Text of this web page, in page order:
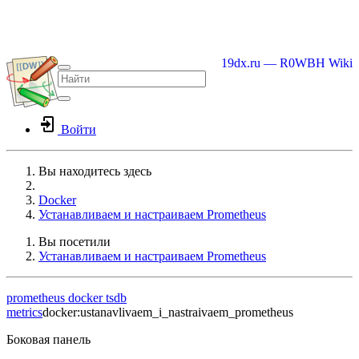
19dx.ru — R0WBH Wiki
Войти
Вы находитесь здесь
Docker
Устанавливаем и настраиваем Prometheus
Вы посетили
Устанавливаем и настраиваем Prometheus
prometheus dockertsdb
metricsdocker:ustanavlivaem_i_nastraivaem_prometheus
Боковая панель